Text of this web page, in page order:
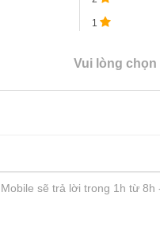
1
Vui lòng chọn